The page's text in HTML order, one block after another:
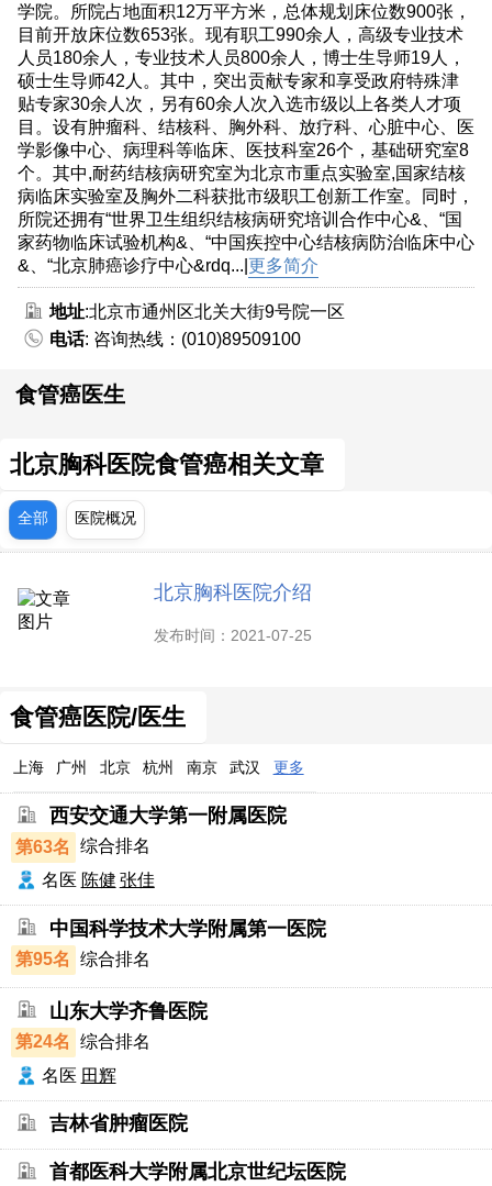
学院。所院占地面积12万平方米，总体规划床位数900张，
目前开放床位数653张。现有职工990余人，高级专业技术
人员180余人，专业技术人员800余人，博士生导师19人，
硕士生导师42人。其中，突出贡献专家和享受政府特殊津
贴专家30余人次，另有60余人次入选市级以上各类人才项
目。设有肿瘤科、结核科、胸外科、放疗科、心脏中心、医
学影像中心、病理科等临床、医技科室26个，基础研究室8
个。其中,耐药结核病研究室为北京市重点实验室,国家结核
病临床实验室及胸外二科获批市级职工创新工作室。同时，
所院还拥有“世界卫生组织结核病研究培训合作中心&、“国
家药物临床试验机构&、“中国疾控中心结核病防治临床中心
&、“北京肺癌诊疗中心&rdq...| 更多简介
地址:北京市通州区北关大街9号院一区
电话: 咨询热线：(010)89509100
食管癌医生
北京胸科医院食管癌相关文章
全部 医院概况
北京胸科医院介绍
发布时间：2021-07-25
食管癌医院/医生
上海 广州 北京 杭州 南京 武汉 更多
西安交通大学第一附属医院
第63名
综合排名
名医 陈健 张佳
中国科学技术大学附属第一医院
第95名 综合排名
山东大学齐鲁医院
第24名
综合排名
名医 田辉
吉林省肿瘤医院
首都医科大学附属北京世纪坛医院